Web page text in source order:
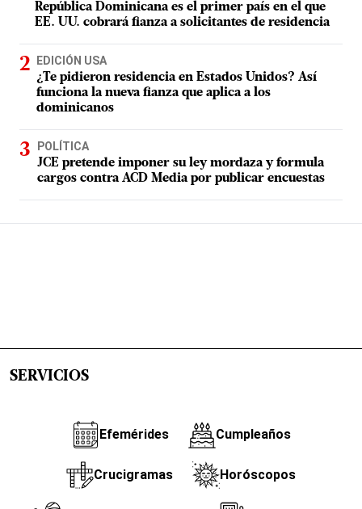
República Dominicana es el primer país en el que
EE. UU. cobrará fianza a solicitantes de residencia
EDICIÓN USA
¿Te pidieron residencia en Estados Unidos? Así
funciona la nueva fianza que aplica a los
dominicanos
POLÍTICA
JCE pretende imponer su ley mordaza y formula
cargos contra ACD Media por publicar encuestas
SERVICIOS
Efemérides Cumpleaños
Crucigramas Horóscopos